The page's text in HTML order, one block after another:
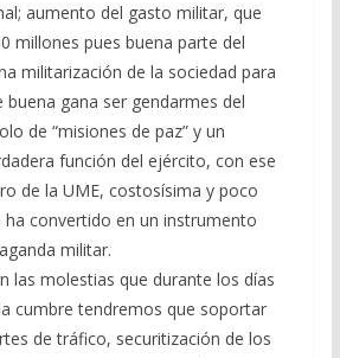
aumento del gasto militar, que
millones pues buena parte del
militarización de la sociedad para
gana ser gendarmes del
de “misiones de paz” y un
función del ejército, con ese
de la UME, costosísima y poco
ha convertido en un instrumento
militar.
las molestias que durante los días
cumbre tendremos que soportar
de tráfico, securitización de los